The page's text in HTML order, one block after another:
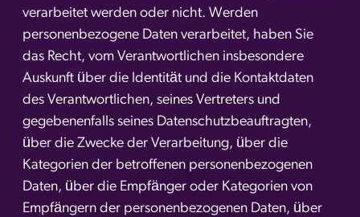
verarbeitet werden oder nicht. Werden
personenbezogene Daten verarbeitet, haben Sie
das Recht, vom Verantwortlichen insbesondere
Auskunft über die Identität und die Kontaktdaten
des Verantwortlichen, seines Vertreters und
gegebenenfalls seines Datenschutzbeauftragten,
über die Zwecke der Verarbeitung, über die
Kategorien der betroffenen personenbezogenen
Daten, über die Empfänger oder Kategorien von
Empfängern der personenbezogenen Daten, über